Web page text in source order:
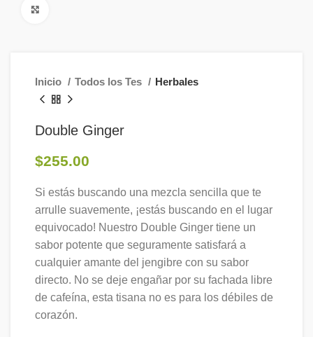
Inicio Todos los Tes Herbales
Double Ginger
$255.00
Si estás buscando una mezcla sencilla que te
arrulle suavemente, ¡estás buscando en el lugar
equivocado! Nuestro Double Ginger tiene un
sabor potente que seguramente satisfará a
cualquier amante del jengibre con su sabor
directo. No se deje engañar por su fachada libre
de cafeína, esta tisana no es para los débiles de
corazón.